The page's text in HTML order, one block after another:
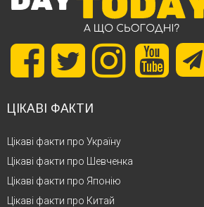
ЦІКАВІ ФАКТИ
Цікаві факти про Україну
Цікаві факти про Шевченка
Цікаві факти про Японію
Цікаві факти про Китай